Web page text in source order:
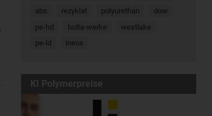
abs
rezyklat polyurethan
dow
pe-hd
bolta-werke
westlake
pe-ld
ineos
KI Polymerpreise